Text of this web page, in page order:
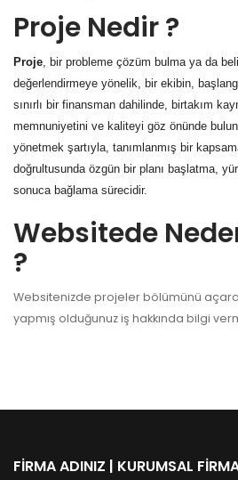
Proje Nedir ?
Proje, bir probleme çözüm bulma ya da
değerlendirmeye yönelik, bir ekibin,
sınırlı bir finansman dahilinde, birtakım
memnuniyetini ve kaliteyi göz önünde
yönetmek şartıyla, tanımlanmış bir
doğrultusunda özgün bir planı başlatma,
sonuca bağlama sürecidir.
Websitede
?
Websitenizde projeler bölümünü
yapmış olduğunuz iş hakkında bilgi
FIRMA ADINIZ | KURUMSAL